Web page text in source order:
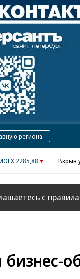
региона
2285,88 Взрыв
с